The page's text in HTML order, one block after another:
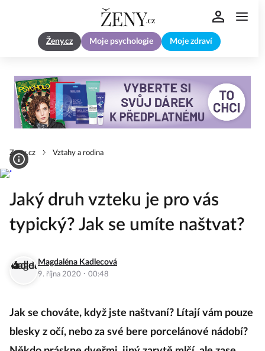
Ženy.cz Moje psychologie Moje zdraví
Zeny.cz Vztahy a rodina
Jaký druh vzteku je pro vás
typický? Jak se umíte naštvat?
Magdaléna Kadlecová
9. října 2020 · 00:48
Jak se chováte, když jste naštvaní? Lítají vám pouze
blesky z očí, nebo za své bere porcelánové nádobí?